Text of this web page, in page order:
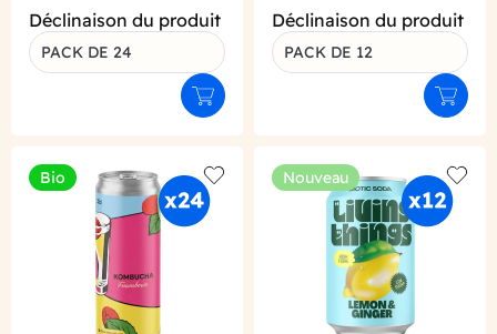
Déclinaison du produit
PACK DE 24
Ajouter au panier
Déclinaison du produit
PACK DE 12
Bio
Add to wishlist
Nouveau
Add